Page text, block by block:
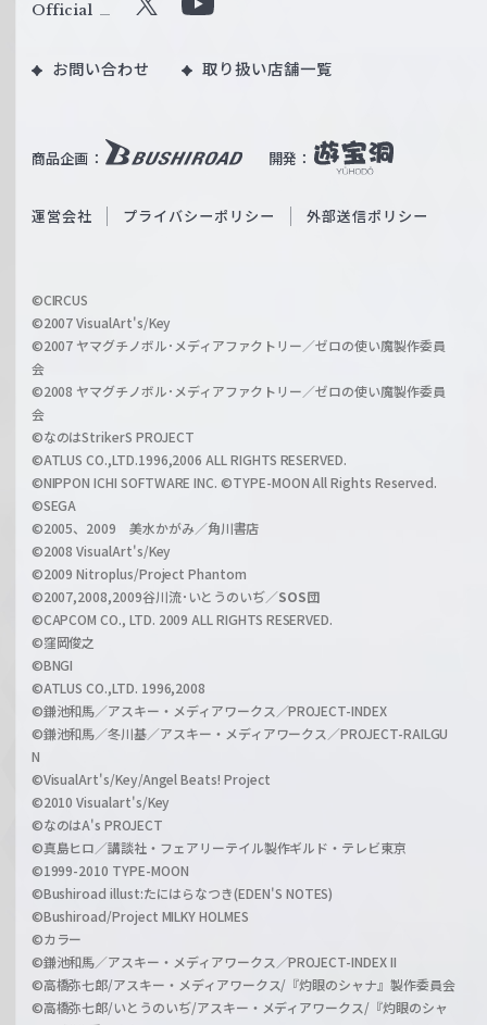
W
ß
c
a
r
z
商品企画： 開発：
Official X
u
b
O
i
l
h
a
n
l
お問い合わせ 取り扱い店舗一覧
運営会社 プライバシーポリシー 外部送信ポリシー
©CIRCUS
©2007 VisualArt's/Key
©2007 ヤマグチノボル･メディアファクトリー／ゼロの使い魔製作委員
会
©2008 ヤマグチノボル･メディアファクトリー／ゼロの使い魔製作委員
会
©なのはStrikerS PROJECT
©ATLUS CO.,LTD.1996,2006 ALL RIGHTS RESERVED.
©NIPPON ICHI SOFTWARE INC. ©TYPE-MOON All Rights Reserved.
©SEGA
©2005、2009 美水かがみ／角川書店
©2008 VisualArt's/Key
©2009 Nitroplus/Project Phantom
©2007,2008,2009谷川流･いとうのいぢ／SOS団
©CAPCOM CO., LTD. 2009 ALL RIGHTS RESERVED.
©窪岡俊之
©BNGI
©ATLUS CO.,LTD. 1996,2008
©鎌池和馬／アスキー・メディアワークス／PROJECT-INDEX
©鎌池和馬／冬川基／アスキー・メディアワークス／PROJECT-RAILGU
N
©VisualArt's/Key/Angel Beats! Project
©2010 Visualart's/Key
©なのはA's PROJECT
©真島ヒロ／講談社・フェアリーテイル製作ギルド・テレビ東京
©1999-2010 TYPE-MOON
©Bushiroad illust:たにはらなつき(EDEN'S NOTES)
©Bushiroad/Project MILKY HOLMES
©カラー
©鎌池和馬／アスキー・メディアワークス／PROJECT-INDEX II
©高橋弥七郎/アスキー・メディアワークス/『灼眼のシャナ』製作委員会
©高橋弥七郎/いとうのいぢ/アスキー・メディアワークス/『灼眼のシャ